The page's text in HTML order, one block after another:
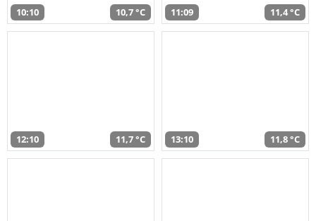
10:10 10,7 °C 11:09 11,4 °C
12:10 11,7 °C 13:10 11,8 °C